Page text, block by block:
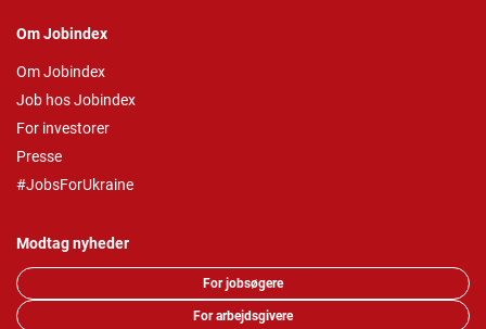
Om Jobindex
Om Jobindex
Job hos Jobindex
For investorer
Presse
#JobsForUkraine
Modtag nyheder
For jobsøgere
For arbejdsgivere